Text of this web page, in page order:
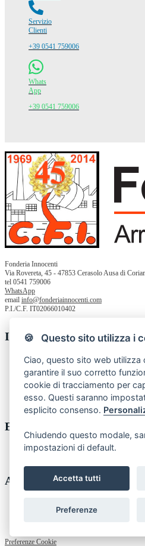
Servizio
Clienti
+39 0541 759006
Whats
App
+39 0541 759006
Fonderia Innocenti
Via Rovereta, 45 - 47853 Cerasolo Ausa di
tel 0541 759006
WhatsApp
email info@fonderiainnocenti.com
P.I./C.F. IT02066010402
Informazioni
Chi siamo
Privacy Policy
Termini e condizioni
Contatti
Resi
Enti pubblici
MEPA - acquistinrete
Account
Preferenze Cookie
🍪 Questo sito utilizza i
Ciao, questo sito web utilizza
garantire il suo corretto
cookie di tracciamento per
esso. Questi saranno
esplicito consenso.
Chiudendo questo modale,
impostazioni di default.
Accetta tutti
Preferenze